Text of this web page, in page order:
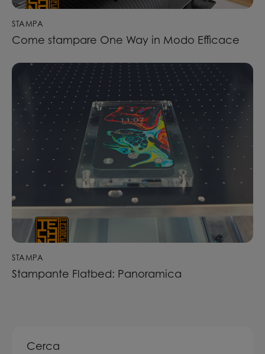
STAMPA
Come stampare One Way in Modo Efficace
STAMPA
Stampante Flatbed: Panoramica
Cerca